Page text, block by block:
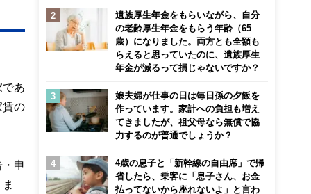
であ
賃の
申
遺族厚生年金をもらいながら、自分
の老齢厚生年金をもらう年齢（65
歳）になりました。両方とも全額も
らえると思っていたのに、遺族厚生
年金が減るって損じゃないですか？
娘夫婦が仕事の日は毎日孫の夕飯を
作っています。家計への負担も増え
てきましたが、祖父母なら無償で協
力するのが普通でしょうか？
4歳の息子と「新幹線の自由席」で帰
省したら、乗客に「息子さん、お金
払ってないから座れないよ」と言わ